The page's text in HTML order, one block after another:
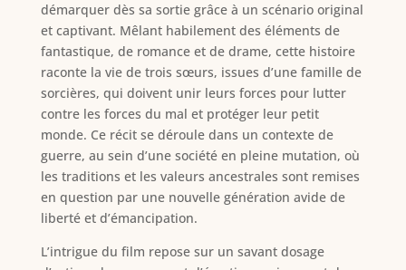
démarquer dès sa sortie grâce à un scénario original
et captivant. Mêlant habilement des éléments de
fantastique, de romance et de drame, cette histoire
raconte la vie de trois sœurs, issues d’une famille de
sorcières, qui doivent unir leurs forces pour lutter
contre les forces du mal et protéger leur petit
monde. Ce récit se déroule dans un contexte de
guerre, au sein d’une société en pleine mutation, où
les traditions et les valeurs ancestrales sont remises
en question par une nouvelle génération avide de
liberté et d’émancipation.
L’intrigue du film repose sur un savant dosage